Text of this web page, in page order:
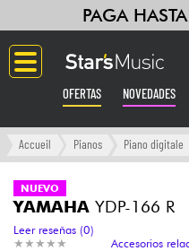
PAGA
OFERTAS NOVEDADES
Langue
Ampli & Efectos
Accueil Pianos Piano digitale
NUEVO
YAMAHA YDP-166 R
★ ★ ★ ★ ★
★ ★ ★ ★ ★
Leer reseñas (0)
Accesorios